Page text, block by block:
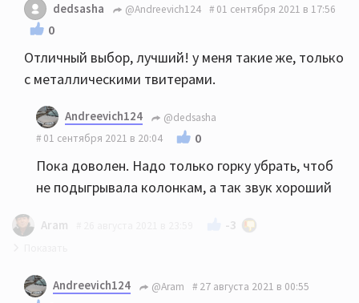
dedsasha @Andreevich124 01 сентября 2021 в 17:56
0
Отличный выбор, лучший! у меня такие же, только
с металлическими твитерами.
Andreevich124
@dedsasha
01 сентября 2021 в 20:04
0
Пока доволен. Надо только горку убрать, чтоб
не подыгрывала колонкам, а так звук хороший
Aram -3
HECO Victa prime 502 можно рассмотреть. 702 будут
излишни в 15 м.кв. скорее всего. Какие у Вас
Andreevich124 @Aram 27 августа 2021 в 00:55